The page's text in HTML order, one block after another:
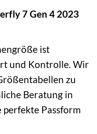
7 Gen 4 2023
ist
und Kontrolle. Wir
zu
Beratung in
perfekte Passform